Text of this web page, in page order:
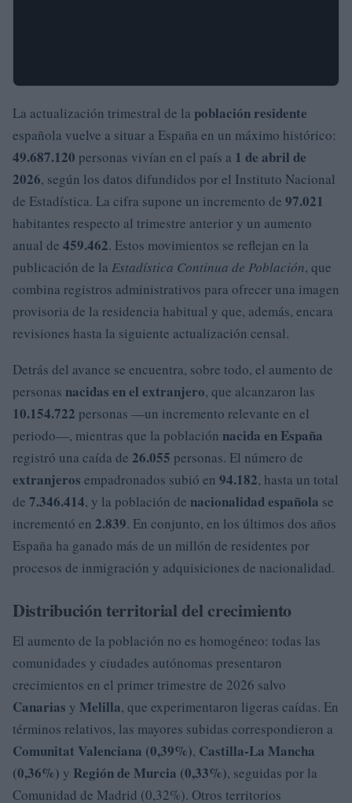
La actualización trimestral de la población residente
española vuelve a situar a España en un máximo histórico:
49.687.120 personas vivían en el país a 1 de abril de
2026, según los datos difundidos por el Instituto Nacional
de Estadística. La cifra supone un incremento de 97.021
habitantes respecto al trimestre anterior y un aumento
anual de 459.462. Estos movimientos se reflejan en la
publicación de la Estadística Continua de Población, que
combina registros administrativos para ofrecer una imagen
provisoria de la residencia habitual y que, además, encara
revisiones hasta la siguiente actualización censal.
Detrás del avance se encuentra, sobre todo, el aumento de
personas nacidas en el extranjero, que alcanzaron las
10.154.722 personas —un incremento relevante en el
periodo—, mientras que la población nacida en España
registró una caída de 26.055 personas. El número de
extranjeros empadronados subió en 94.182, hasta un total
de 7.346.414, y la población de nacionalidad española se
incrementó en 2.839. En conjunto, en los últimos dos años
España ha ganado más de un millón de residentes por
procesos de inmigración y adquisiciones de nacionalidad.
Distribución territorial del crecimiento
El aumento de la población no es homogéneo: todas las
comunidades y ciudades autónomas presentaron
crecimientos en el primer trimestre de 2026 salvo
Canarias y Melilla, que experimentaron ligeras caídas. En
términos relativos, las mayores subidas correspondieron a
Comunitat Valenciana (0,39%), Castilla-La Mancha
(0,36%) y Región de Murcia (0,33%), seguidas por la
Comunidad de Madrid (0,32%). Otros territorios